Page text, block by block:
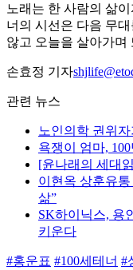
노래는 한 사람의 삶
너의 시선은 다음 무
않고 오늘을 살아가며
손효정 기자
관련 뉴스
노인의학 권위자
욕쟁이 엄마,
[윤나래의 세대
이현옥 상훈유
삶”
SK하이닉스, 용
키운다
#홍운표 #100세테너 #